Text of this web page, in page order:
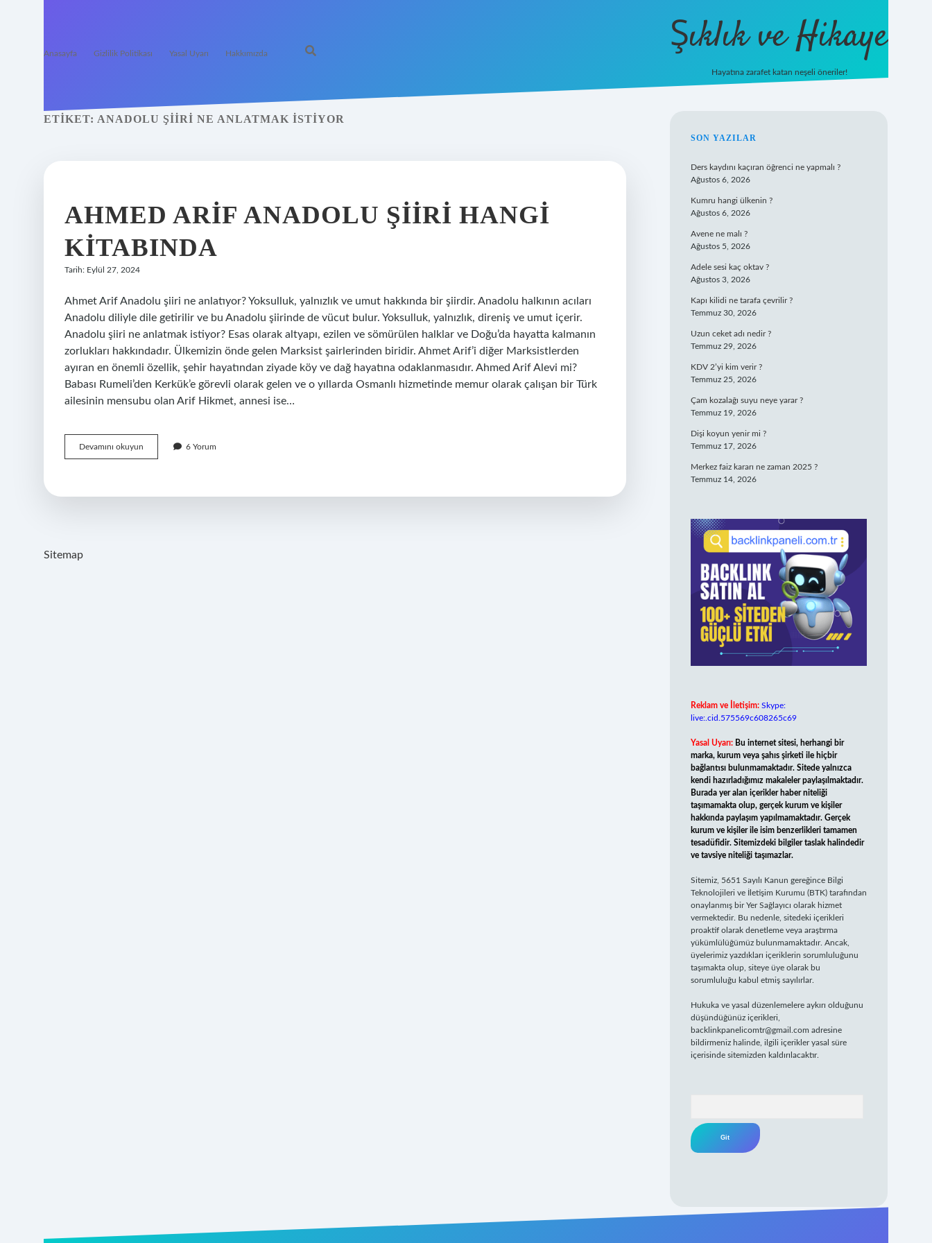
Anasayfa Gizlilik Politikası Yasal Uyarı Hakkımızda Şıklık ve Hikaye
Hayatına zarafet katan neşeli öneriler!
ETIKET: ANADOLU ŞIIRI NE ANLATMAK ISTIYOR
AHMED ARIF ANADOLU ŞIIRI HANGI
KITABINDA
Tarih: Eylül 27, 2024
Ahmet Arif Anadolu şiiri ne anlatıyor? Yoksulluk, yalnızlık ve umut hakkında bir şiirdir. Anadolu halkının acıları
Anadolu diliyle dile getirilir ve bu Anadolu şiirinde de vücut bulur. Yoksulluk, yalnızlık, direniş ve umut içerir.
Anadolu şiiri ne anlatmak istiyor? Esas olarak altyapı, ezilen ve sömürülen halklar ve Doğu’da hayatta kalmanın
zorlukları hakkındadır. Ülkemizin önde gelen Marksist şairlerinden biridir. Ahmet Arif’i diğer Marksistlerden
ayıran en önemli özellik, şehir hayatından ziyade köy ve dağ hayatına odaklanmasıdır. Ahmed Arif Alevi mi?
Babası Rumeli’den Kerkük’e görevli olarak gelen ve o yıllarda Osmanlı hizmetinde memur olarak çalışan bir Türk
ailesinin mensubu olan Arif Hikmet, annesi ise…
Devamını okuyun
Arif
Hangi
6 Yorum
Sitemap
SIDEBAR
SON YAZILAR
Ders kaydını kaçıran öğrenci ne yapmalı ?
Ağustos 6, 2026
Kumru hangi ülkenin ?
Ağustos 6, 2026
Avene ne malı ?
Ağustos 5, 2026
Adele sesi kaç oktav ?
Ağustos 3, 2026
Kapı kilidi ne tarafa çevrilir ?
Temmuz 30, 2026
Uzun ceket adı nedir ?
Temmuz 29, 2026
KDV 2’yi kim verir ?
Temmuz 25, 2026
Çam kozalağı suyu neye yarar ?
Temmuz 19, 2026
Dişi koyun yenir mi ?
Temmuz 17, 2026
Merkez faiz kararı ne zaman 2025 ?
Temmuz 14, 2026
Reklam ve İletişim: Skype:
live:.cid.575569c608265c69
Yasal Uyarı: Bu internet sitesi, herhangi bir
marka, kurum veya şahıs şirketi ile hiçbir
bağlantısı bulunmamaktadır. Sitede yalnızca
kendi hazırladığımız makaleler paylaşılmaktadır.
Burada yer alan içerikler haber niteliği
taşımamakta olup, gerçek kurum ve kişiler
hakkında paylaşım yapılmamaktadır. Gerçek
kurum ve kişiler ile isim benzerlikleri tamamen
tesadüfidir. Sitemizdeki bilgiler taslak halindedir
ve tavsiye niteliği taşımazlar.
Sitemiz, 5651 Sayılı Kanun gereğince Bilgi
Teknolojileri ve İletişim Kurumu (BTK) tarafından
onaylanmış bir Yer Sağlayıcı olarak hizmet
vermektedir. Bu nedenle, sitedeki içerikleri
proaktif olarak denetleme veya araştırma
yükümlülüğümüz bulunmamaktadır. Ancak,
üyelerimiz yazdıkları içeriklerin sorumluluğunu
taşımakta olup, siteye üye olarak bu
sorumluluğu kabul etmiş sayılırlar.
Hukuka ve yasal düzenlemelere aykırı olduğunu
düşündüğünüz içerikleri,
backlinkpanelicomtr@gmail.com adresine
bildirmeniz halinde, ilgili içerikler yasal süre
içerisinde sitemizden kaldırılacaktır.